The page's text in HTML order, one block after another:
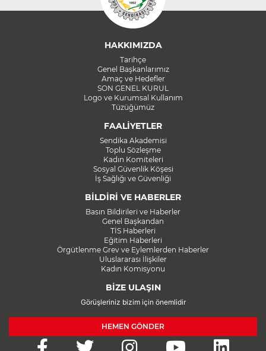
HAKKIMIZDA
Tarihçe
Genel Başkanlarımız
Amaç ve Hedefler
SON GENEL KURUL
Logo ve Kurumsal Kullanım
Tüzüğümüz
FAALİYETLER
Sendika Akademisi
Toplu Sözleşme
Kadın Komiteleri
Sosyal Güvenlik Köşesi
İş Sağlığı ve Güvenliği
BİLDİRİ VE HABERLER
Basın Bildirileri ve Haberler
Genel Başkandan
TİS Haberleri
Eğitim Haberleri
Örgütlenme Grev ve Eylemlerden Haberler
Uluslararası İlişkiler
Kadın Komisyonu
BİZE ULAŞIN
Görüşleriniz bizim için önemlidir
HEMEN GÖNDER